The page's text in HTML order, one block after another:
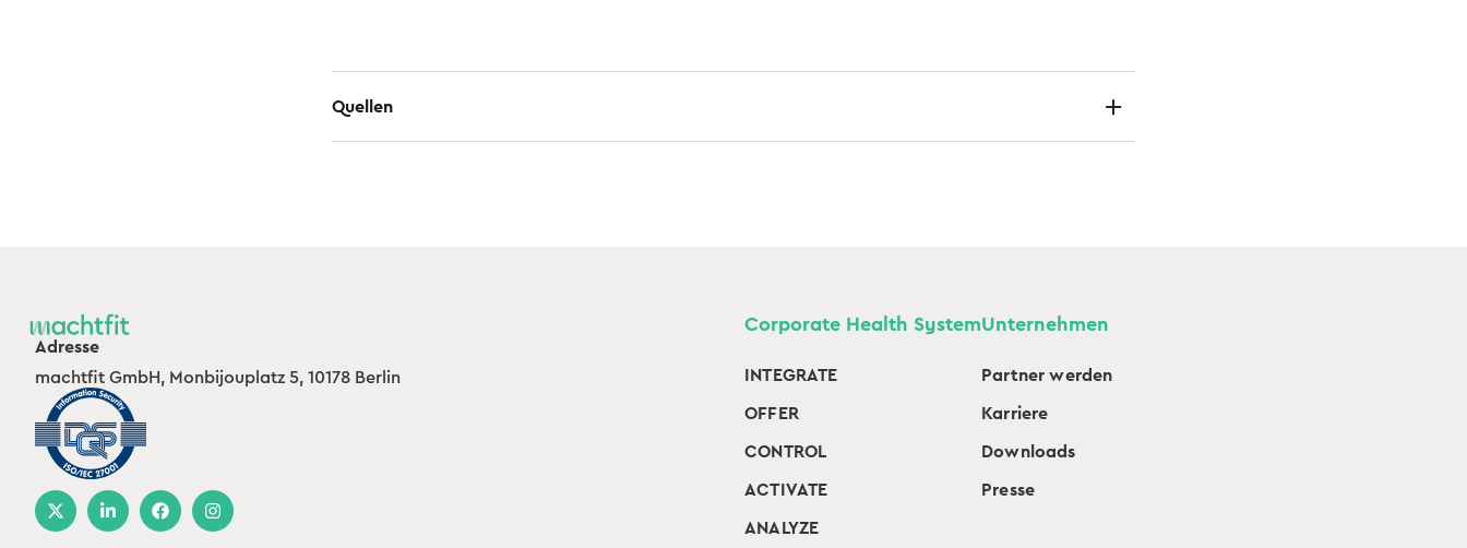
Quellen
Adresse
machtfit GmbH, Monbijouplatz 5, 10178 Berlin
Corporate Health System
INTEGRATE
OFFER
CONTROL
ACTIVATE
ANALYZE
Unternehmen
Partner werden
Karriere
Downloads
Presse